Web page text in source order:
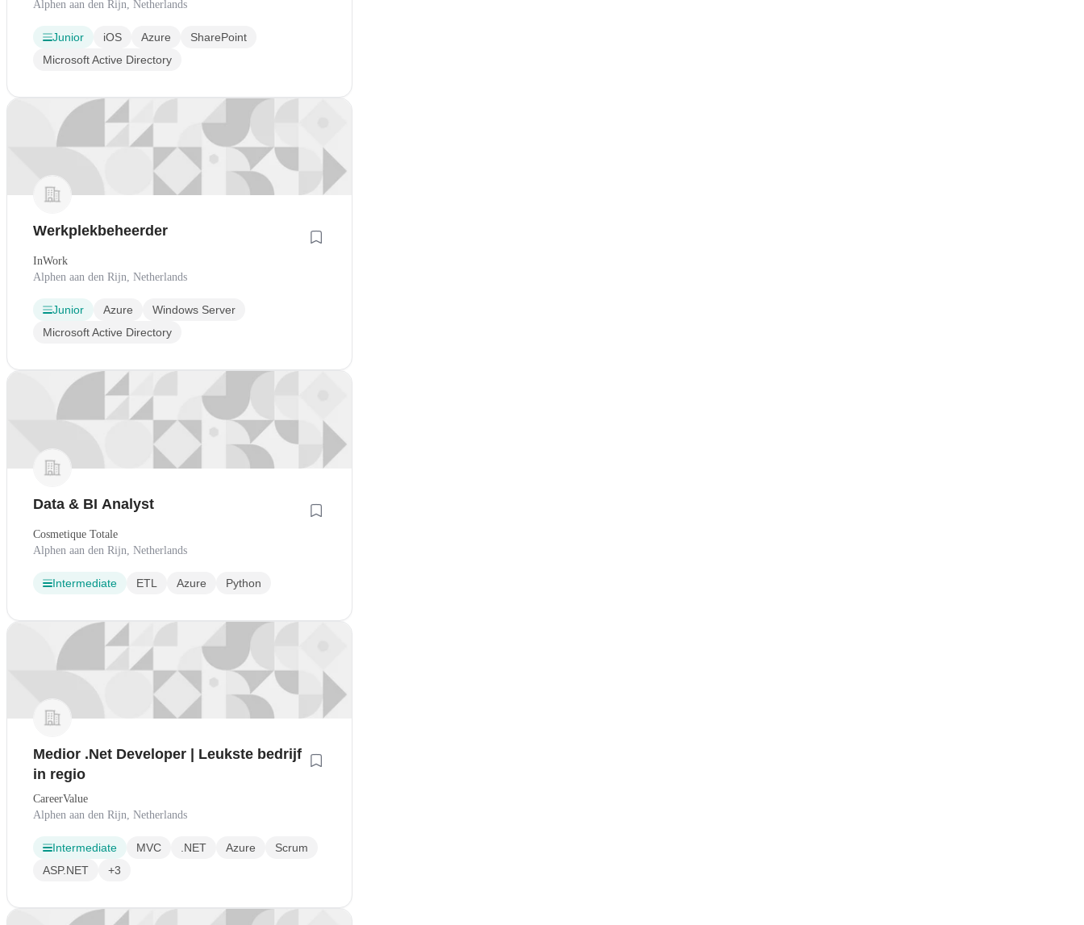
Alphen aan den Rijn, Netherlands
Junior iOS Azure
SharePoint
Microsoft Active Directory
Werkplekbeheerder
InWork
Alphen aan den Rijn, Netherlands
Junior Azure
Windows Server
Microsoft Active Directory
Data & BI Analyst
Cosmetique Totale
Alphen aan den Rijn, Netherlands
Intermediate ETL Azure Python
Medior .Net Developer | Leukste bedrijf
in regio
CareerValue
Alphen aan den Rijn, Netherlands
Intermediate MVC .NET Azure
Scrum
ASP.NET
+3